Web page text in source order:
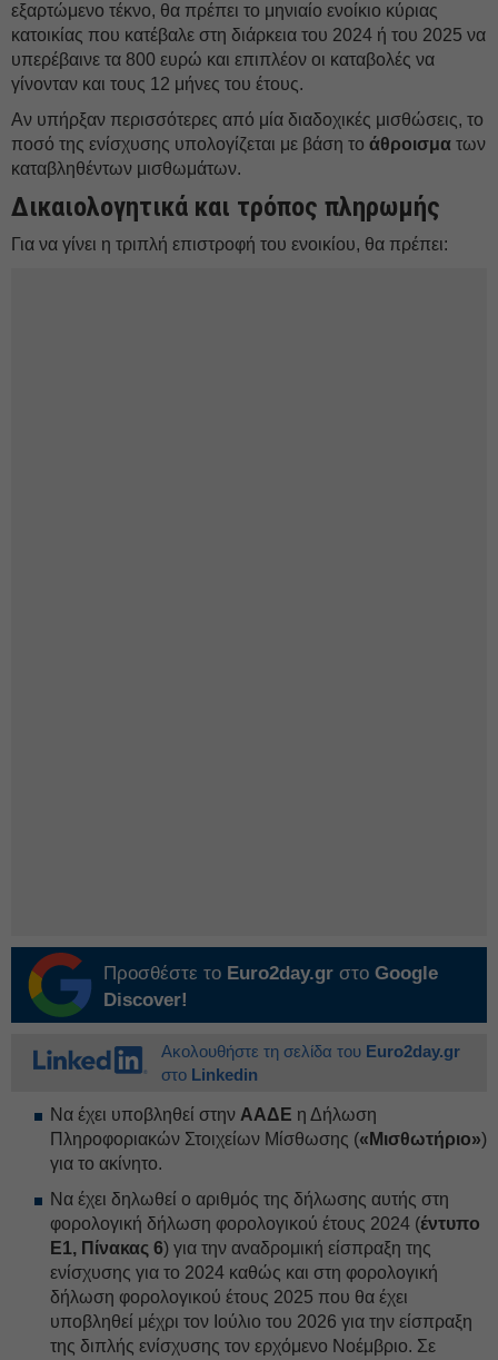
εξαρτώμενο τέκνο, θα πρέπει το μηνιαίο ενοίκιο κύριας
κατοικίας που κατέβαλε στη διάρκεια του 2024 ή του 2025 να
υπερέβαινε τα 800 ευρώ και επιπλέον οι καταβολές να
γίνονταν και τους 12 μήνες του έτους.
Αν υπήρξαν περισσότερες από μία διαδοχικές μισθώσεις, το
ποσό της ενίσχυσης υπολογίζεται με βάση το άθροισμα των
καταβληθέντων μισθωμάτων.
Δικαιολογητικά και τρόπος πληρωμής
Για να γίνει η τριπλή επιστροφή του ενοικίου, θα πρέπει:
Προσθέστε το Euro2day.gr στο Google
Discover!
Ακολουθήστε τη σελίδα του Euro2day.gr
στο Linkedin
Να έχει υποβληθεί στην ΑΑΔΕ η Δήλωση
Πληροφοριακών Στοιχείων Μίσθωσης («Μισθωτήριο»)
για το ακίνητο.
Να έχει δηλωθεί ο αριθμός της δήλωσης αυτής στη
φορολογική δήλωση φορολογικού έτους 2024 (έντυπο
Ε1, Πίνακας 6) για την αναδρομική είσπραξη της
ενίσχυσης για το 2024 καθώς και στη φορολογική
δήλωση φορολογικού έτους 2025 που θα έχει
υποβληθεί μέχρι τον Ιούλιο του 2026 για την είσπραξη
της διπλής ενίσχυσης τον ερχόμενο Νοέμβριο. Σε